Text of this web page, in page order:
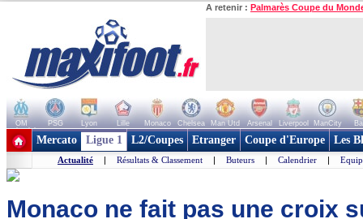
A retenir : Palmarès Coupe du
OM PSG Lyon Lille Monaco Chelsea Man Utd Arsenal Liverpool ManCity
+ de clubs
Mercato Ligue 1 L2/Coupes Etranger Coupe d'Europe Les
Actualité | Résultats & Classement | Buteurs | Calendrier |
Monaco ne fait pas une croix